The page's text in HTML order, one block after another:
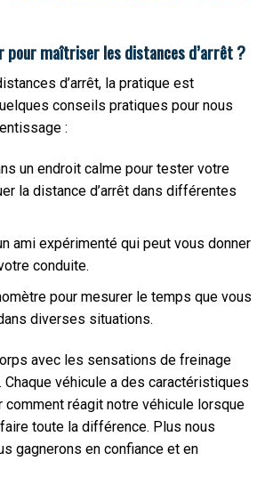
pour maîtriser les distances d’arrêt ?
d’arrêt, la pratique est
conseils pratiques pour nous
:
un endroit calme pour tester votre
la distance d’arrêt dans différentes
ami expérimenté qui peut vous donner
conduite.
pour mesurer le temps que vous
diverses situations.
avec les sensations de freinage
véhicule a des caractéristiques
réagit notre véhicule lorsque
toute la différence. Plus nous
gagnerons en confiance et en